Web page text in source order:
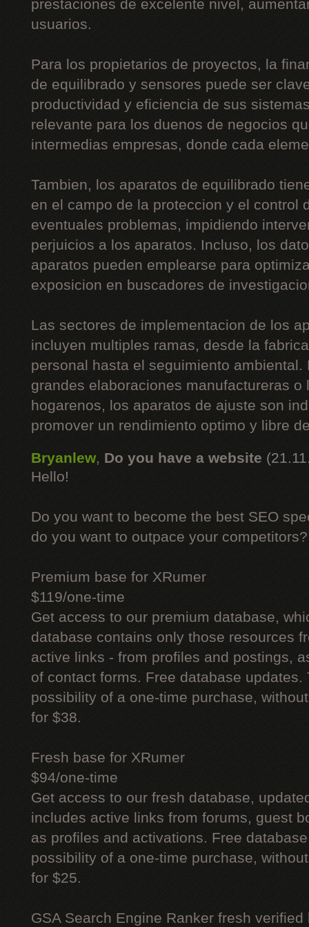
prestaciones de excelente nivel,
usuarios.
Para los propietarios de proyectos, la
de equilibrado y sensores puede ser
productividad y eficiencia de sus
relevante para los duenos de negocios
intermedias empresas, donde cada
Tambien, los aparatos de equilibrado
en el campo de la proteccion y el control
eventuales problemas, impidiendo
perjuicios a los aparatos. Incluso, los
aparatos pueden emplearse para
exposicion en buscadores de
Las sectores de implementacion de los
incluyen multiples ramas, desde la
personal hasta el seguimiento
grandes elaboraciones manufactureras
hogarenos, los aparatos de ajuste son
promover un rendimiento optimo y libre
Bryanlew, Do you have a website
Hello!
Do you want to become the best SEO
do you want to outpace your competitors?
Premium base for XRumer
$119/one-time
Get access to our premium database,
database contains only those resources
active links - from profiles and postings,
of contact forms. Free database updates.
possibility of a one-time purchase,
for $38.
Fresh base for XRumer
$94/one-time
Get access to our fresh database,
includes active links from forums, guest
as profiles and activations. Free
possibility of a one-time purchase,
for $25.
GSA Search Engine Ranker fresh verified